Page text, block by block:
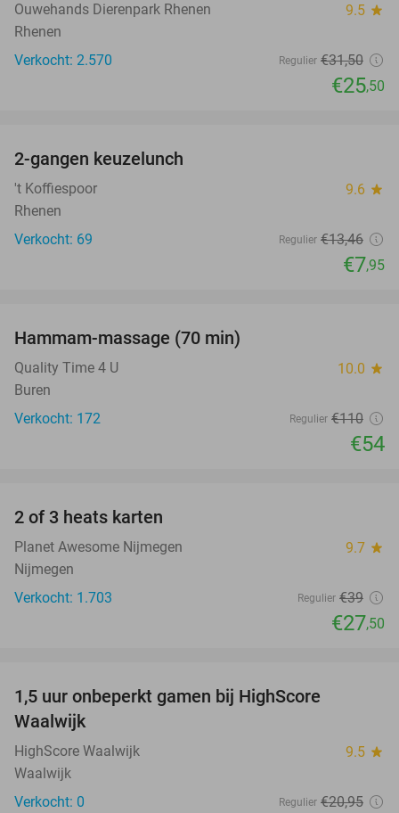
Ouwehands Dierenpark Rhenen 9.5 star
Rhenen
Verkocht: 2.570
Regulier €31,50
€25,50
NEW
TODAY
2-gangen keuzelunch
't Koffiespoor 9.6 star
Rhenen
Verkocht: 69
Regulier €13,46
€7,95
Hammam-massage (70 min)
Quality Time 4 U 10.0 star
Buren
Verkocht: 172
Regulier €110
€54
2 of 3 heats karten
Planet Awesome Nijmegen 9.7 star
Nijmegen
Verkocht: 1.703
Regulier €39
€27,50
TODAY
1,5 uur onbeperkt gamen bij HighScore
Waalwijk
HighScore Waalwijk 9.5 star
Waalwijk
Verkocht: 0
Regulier €20,95